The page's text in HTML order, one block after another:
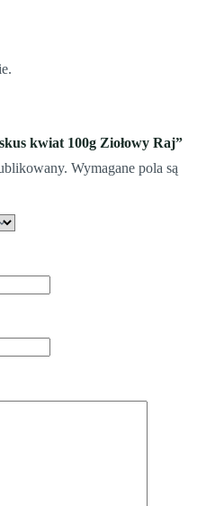
kwiat 100g Ziołowy Raj”
Wymagane pola są